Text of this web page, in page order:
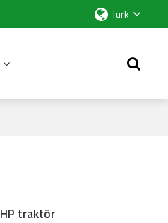
Türk
traktör